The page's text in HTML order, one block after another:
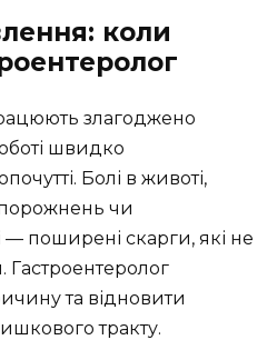
коли
злагоджено
швидко
Болі в животі,
чи
— поширені скарги, які не
Гастроентеролог
та відновити
тракту.